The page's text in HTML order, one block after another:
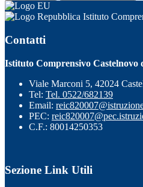
Istituto
Contatti
Istituto Comprensivo Castelnovo
Viale Marconi 5, 42024
Tel: Tel. 0522/682139
Email:
PEC:
C.F.: 80014250353
Sezione Link Utili